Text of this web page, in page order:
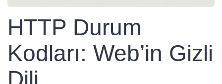
HTTP Durum
Kodları: Web’in Gizli